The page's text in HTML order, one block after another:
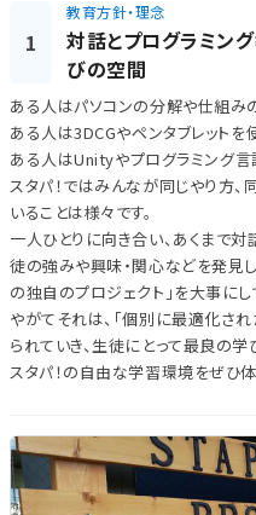
1
教育方針・理念
対話とプログラミン
びの空間
ある人はパソコンの分解や仕組み
ある人は3DCGやペンタブレットを
ある人はUnityやプログラミング言
スタパ！ではみんなが同じやり方、
いることは様々です。
一人ひとりに向き合い、あくまで
徒の強みや興味・関心などを発見
の独自のプロジェクト」を大事にし
やがてそれは、「個別に最適化さ
られていき、生徒にとって最良の学
スタパ！の自由な学習環境をぜひ体